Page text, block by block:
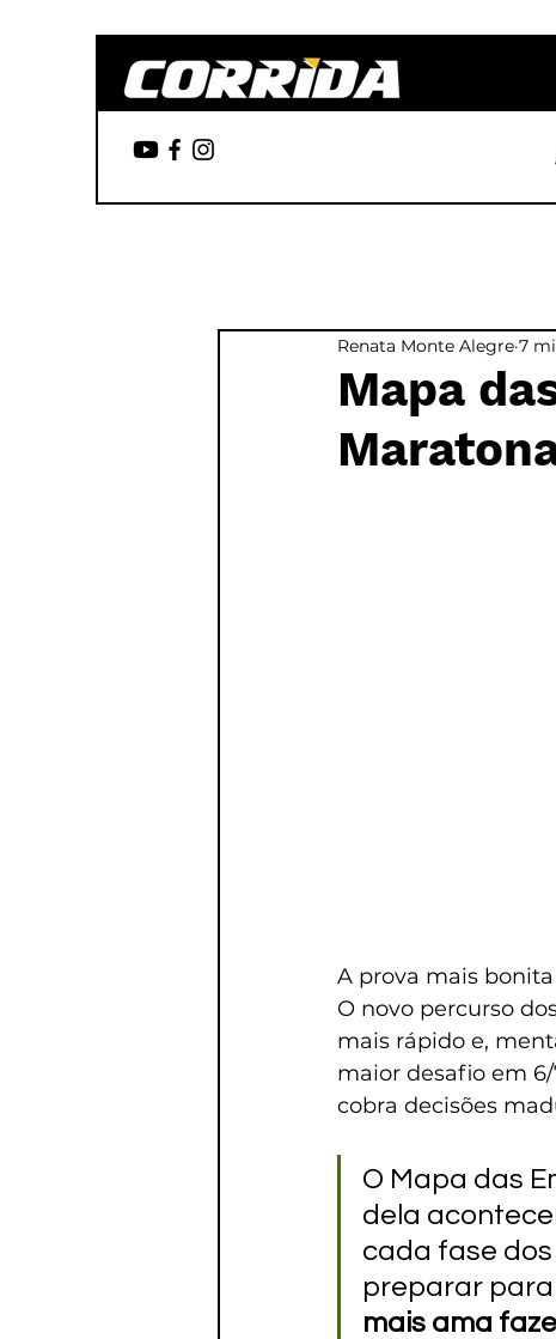
Mapa
Renata Monte Alegre 7
A prova mais
O novo percurso
mais rápido e,
maior desafio em
cobra decisões
O Mapa das
dela
cada fase dos
preparar para
mais ama